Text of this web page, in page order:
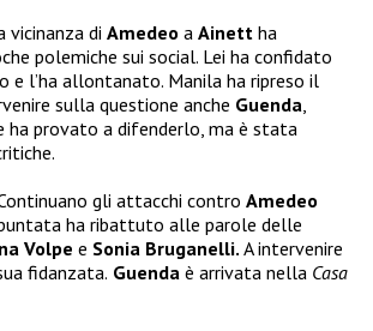
vicinanza di Amedeo a Ainett ha
polemiche sui social. Lei ha confidato
e l’ha allontanato. Manila ha ripreso il
sulla questione anche Guenda,
ha provato a difenderlo, ma è stata
gli attacchi contro Amedeo
ha ribattuto alle parole delle
Volpe e Sonia Bruganelli. A intervenire
fidanzata. Guenda è arrivata nella Casa